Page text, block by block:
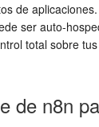
de
ser auto-
total sobre
de n8n